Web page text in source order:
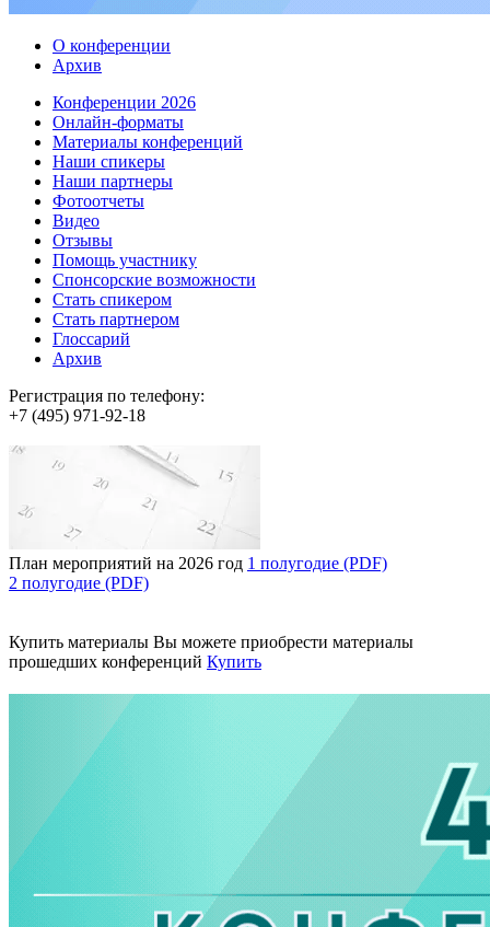
О конференции
Архив
Конференции 2026
Онлайн-форматы
Материалы конференций
Наши спикеры
Наши партнеры
Фотоотчеты
Видео
Отзывы
Помощь участнику
Спонсорские возможности
Стать спикером
Стать партнером
Глоссарий
Архив
Регистрация по телефону:
+7 (495) 971-92-18
План мероприятий на 2026 год 1 полугодие (PDF)
2 полугодие (PDF)
Купить материалы Вы можете приобрести материалы
прошедших конференций Купить